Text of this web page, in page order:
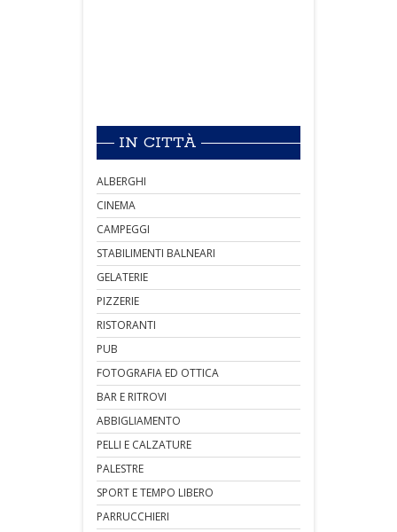
IN CITTÀ
ALBERGHI
CINEMA
CAMPEGGI
STABILIMENTI BALNEARI
GELATERIE
PIZZERIE
RISTORANTI
PUB
FOTOGRAFIA ED OTTICA
BAR E RITROVI
ABBIGLIAMENTO
PELLI E CALZATURE
PALESTRE
SPORT E TEMPO LIBERO
PARRUCCHIERI